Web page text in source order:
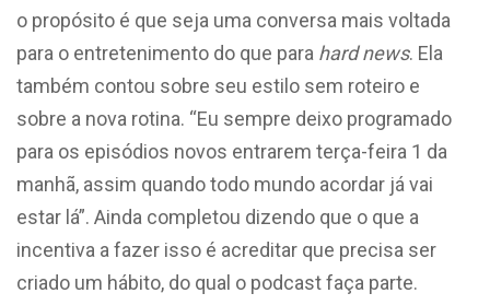
o propósito é que seja uma conversa mais voltada
para o entretenimento do que para hard news. Ela
também contou sobre seu estilo sem roteiro e
sobre a nova rotina. “Eu sempre deixo programado
para os episódios novos entrarem terça-feira 1 da
manhã, assim quando todo mundo acordar já vai
estar lá”. Ainda completou dizendo que o que a
incentiva a fazer isso é acreditar que precisa ser
criado um hábito, do qual o podcast faça parte.